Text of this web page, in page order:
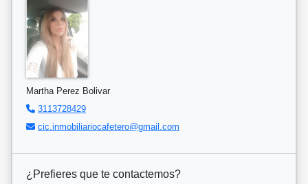
Martha Perez Bolivar
3113728429
cic.inmobiliariocafetero@gmail.com
¿Prefieres que te contactemos?